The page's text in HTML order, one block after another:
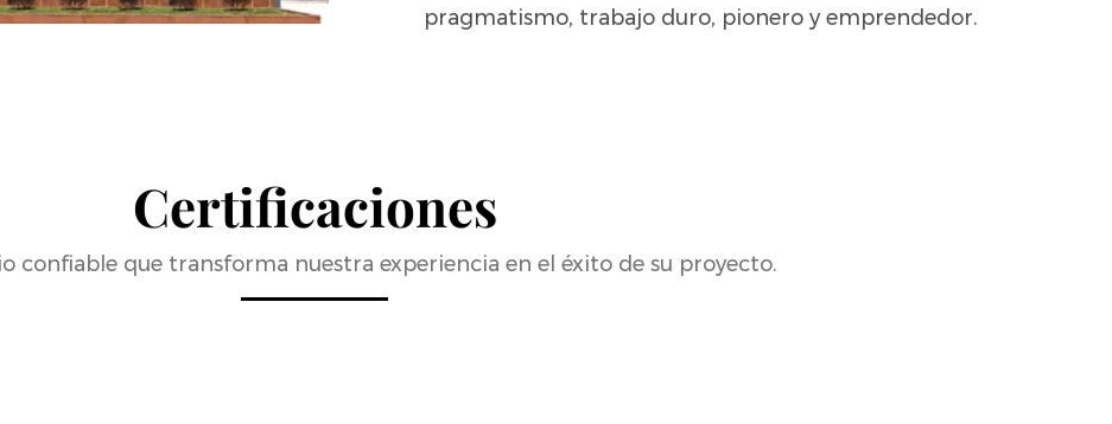
pragmatismo, trabajo duro, pionero y emprendedor.
Certificaciones
confiable que transforma nuestra experiencia en el éxito de su proyecto.